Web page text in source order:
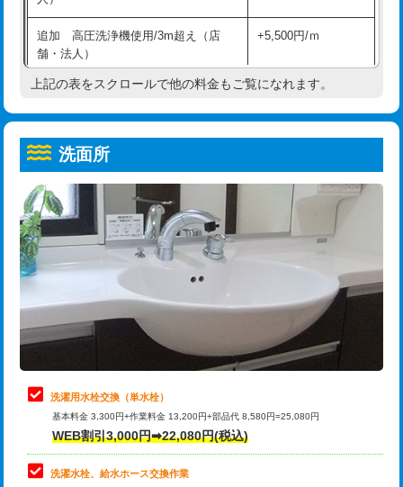
コンクリート斫り（厚さ10㎝超え）
モルタル補修（厚さ10㎝まで） 27,500円
モルタル補修（厚さ10㎝超え） 38,500円
洗面台設置 38,500円
追加人工
廃棄・処分 現場見積
※給水管工事は20mmまでの価格です。
給水管工事※（ホール加工)
給水管工事※（バンド止め) 3,300円
給水管工事※（支持金具設置) 5,500円
給水管工事※（保温材使用（バンド止
め込み）)
5,500円
給水管工事※（土の掘削・埋め戻し作
業)
11,000円
給水管工事※（塩ビ管（VP・HI）使
用/3ｍまで)
33,000円
給水管工事※（塩ビ管（VP・HI）使
用（追加）/3ｍ超え)
給水管工事※（ライニング鋼管・銅
管・ポリ管・HT管使用/3ｍまで)
44,000円
給水管工事※（ライニング鋼管・銅
管・ポリ管・HT管使用/3ｍ超え)
排水管工事（土の掘削・埋め戻し作
業）
追加 高圧洗浄機使用/3m超え（店
舗・法人）
+5,500円/ｍ
高度高圧洗浄換 現地調査
トーラー機使用/3mまで
追加トーラー機使用/3m超え +3,300円
カメラ調査 33,000円
桝清掃
止水・漏水調査・防水処理・清掃・修
理・調整・分解・加工など（軽作業）
11,000円
止水・漏水調査・防水処理・清掃・修
理・調整・分解・加工など（中作業）
22,000円
止水・漏水調査・防水処理・清掃・修
理・調整・分解・加工など（重作業）
33,000円
キッチンタンク脱着
上記の表をスクロールで他の料金もご覧になれます。
洗面所
洗濯用水栓交換（単水栓）
基本料金 3,300円+作業料金 13,200円+部品代 8,580円=25,080円
WEB割引3,000円➡22,080円(税込)
洗濯水栓、給水ホース交換作業